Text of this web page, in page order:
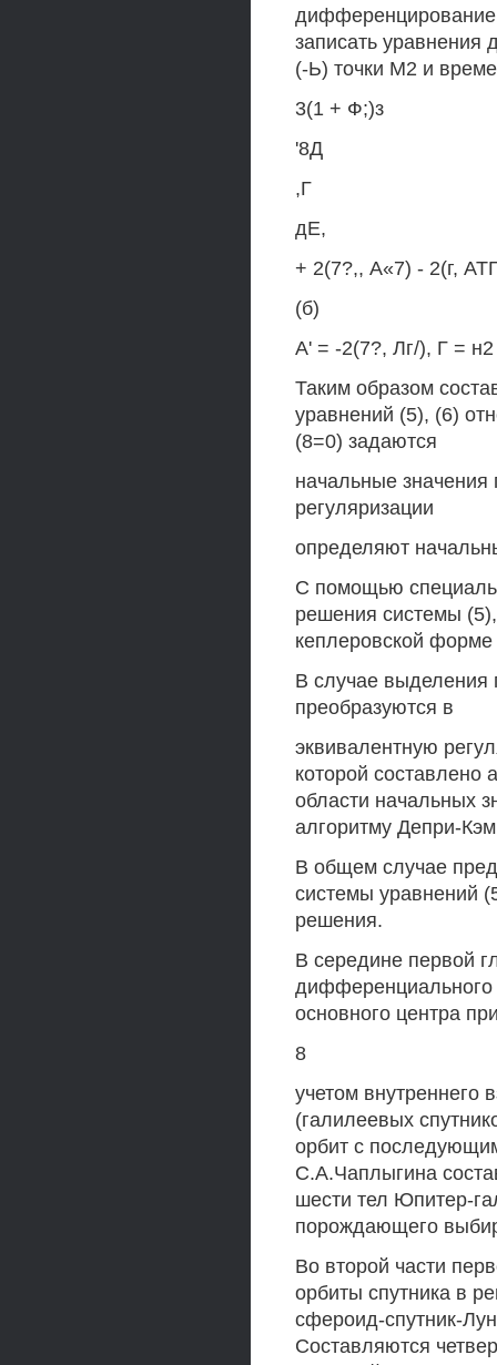
записать уравнения
(-Ь) точки М2 и
3(1 + Ф;)з
'8Д
,Г
дЕ,
+ 2(7?,, А«7) - 2(г,
(б)
А' = -2(7?, Лг/), Г = н2
Таким образом
уравнений (5), (6)
(8=0) задаются
начальные
регуляризации
определяют
С помощью
решения системы
кеплеровской
В случае выделения
преобразуются в
эквивалентную
которой составлено
области начальных
алгоритму Депри-
В общем случае
системы уравнений
решения.
В середине первой
дифференциального
основного центра
8
учетом внутреннего
(галилеевых
орбит с
С.А.Чаплыгина
шести тел Юпитер-
порождающего
Во второй части
орбиты спутника в
сфероид-спутник-
Составляются